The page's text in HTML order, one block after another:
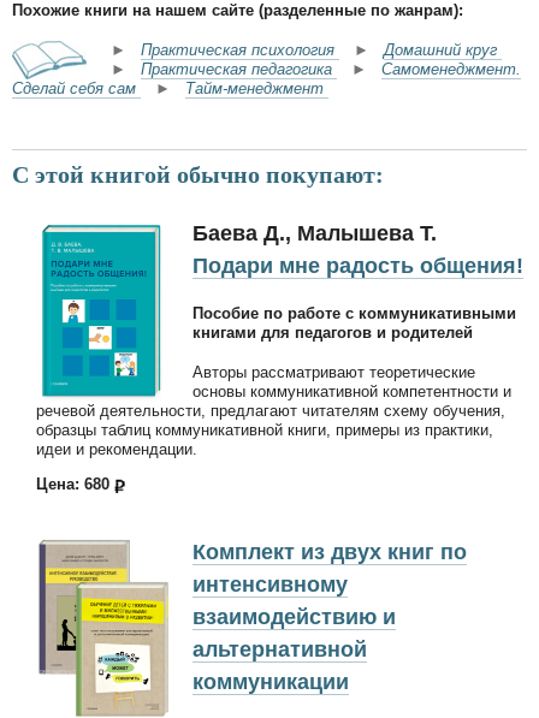
Похожие книги на нашем сайте (разделенные по жанрам):
► Практическая психология ►Домашний круг
► Практическая педагогика ► Самоменеджмент.
Сделай себя сам
► Тайм-менеджмент
С этой книгой обычно покупают:
Баева Д., Малышева Т.
Подари мне радость общения!
Пособие по работе с коммуникативными
книгами для педагогов и родителей
Авторы рассматривают теоретические
основы коммуникативной компетентности и
речевой деятельности, предлагают читателям схему обучения,
образцы таблиц коммуникативной книги, примеры из практики,
идеи и рекомендации.
Цена: 680
Комплект из двух книг по
интенсивному
взаимодействию и
альтернативной
коммуникации